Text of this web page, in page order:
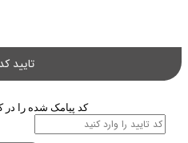
تایید کد
کد پیامک شده را در